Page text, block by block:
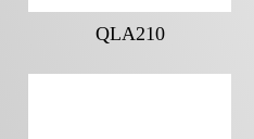
QLA210